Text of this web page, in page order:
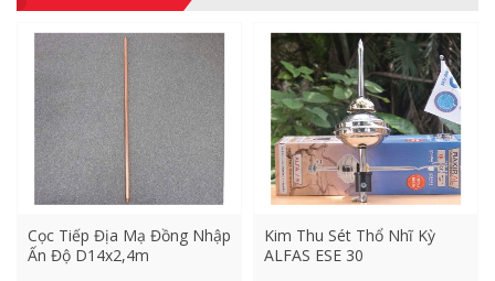
Cọc Tiếp Địa Mạ Đồng Nhập
Ấn Độ D14x2,4m
Kim Thu Sét Thổ Nhĩ Kỳ
ALFAS ESE 30